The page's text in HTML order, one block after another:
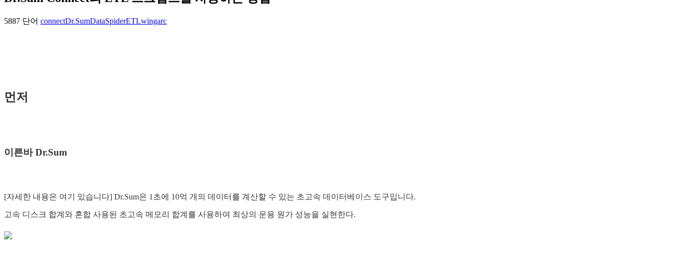
5887 단어 connectDr.SumDataSpiderETLwingarc
먼저
이른바 Dr.Sum
[자세한 내용은 여기 있습니다] Dr.Sum은 1초에 10억 개의 데이터를 계산할 수 있는 초고속 데이터베이스 도구입니다.
고속 디스크 합계와 혼합 사용된 초고속 메모리 합계를 사용하여 최상의 운용 원가 성능을 실현한다.